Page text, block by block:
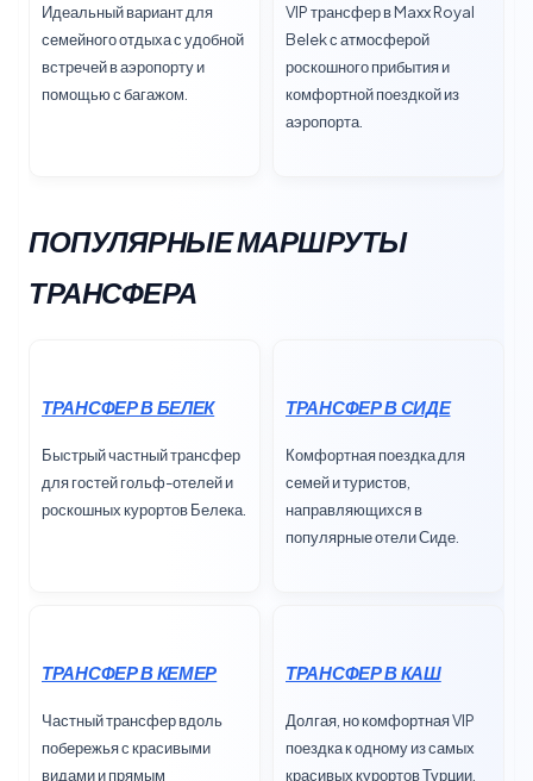
Идеальный вариант для
семейного отдыха с удобной
встречей в аэропорту и
помощью с багажом.
VIP трансфер в Maxx Royal
Belek с атмосферой
роскошного прибытия и
комфортной поездкой из
аэропорта.
ПОПУЛЯРНЫЕ МАРШРУТЫ
ТРАНСФЕРА
ТРАНСФЕР В БЕЛЕК
Быстрый частный трансфер
для гостей гольф-отелей и
роскошных курортов Белека.
ТРАНСФЕР В СИДЕ
Комфортная поездка для
семей и туристов,
направляющихся в
популярные отели Сиде.
ТРАНСФЕР В КЕМЕР
Частный трансфер вдоль
побережья с красивыми
видами и прямым
ТРАНСФЕР В КАШ
Долгая, но комфортная VIP
поездка к одному из самых
красивых курортов Турции.